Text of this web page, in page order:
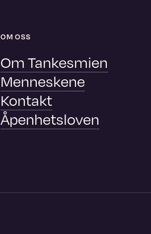
OM OSS
Om Tankesmien
Menneskene
Kontakt
Åpenhetsloven